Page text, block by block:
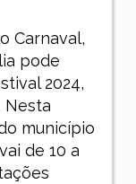
Carnaval,
pode
2024,
Nesta
município
de 10 a